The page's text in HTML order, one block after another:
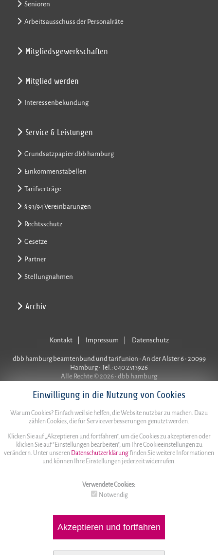
Einwilligung in die Nutzung von Cookies
Warum Cookies? Einfach weil sie helfen, die Website nutzbar zu machen. Dazu
zählen Cookies, die für Serviceverbesserungen genutzt werden.
Klicken Sie auf „Akzeptieren und fortfahren", um die Cookies zu akzeptieren oder
klicken Sie auf "Einstellungen bearbeiten", um Ihre Cookieeinstellungen zu
verändern. Unter unseren Datenschutzerklärungfinden Sie weitere Informationen
und können Ihre Einstellungen jederzeit widerrufen.
Verwendete Cookies:
Notwendig
Akzeptieren und fortfahren
Senioren
Arbeitsausschuss der Personalräte
Mitgliedsgewerkschaften
Mitglied werden
Interessenbekundung
Service & Leistungen
Grundsatzpapier dbb hamburg
Einkommenstabellen
Tarifverträge
§ 93/94 Vereinbarungen
Rechtsschutz
Gesetze
Partner
Stellungnahmen
Archiv
Kontakt Impressum Datenschutz
dbb hamburg beamtenbund und tarifunion • An der Alster 6 • 20099
Hamburg • Tel.: 040 2513926
Alle Rechte © 2026 • dbb hamburg